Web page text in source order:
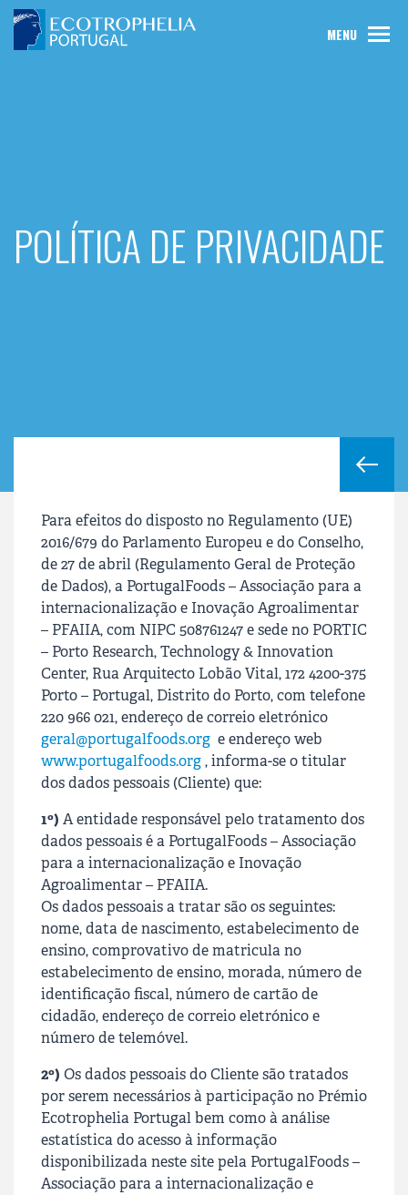
MENU
POLÍTICA DE PRIVACIDADE
Para efeitos do disposto no Regulamento (UE)
2016/679 do Parlamento Europeu e do Conselho,
de 27 de abril (Regulamento Geral de Proteção
de Dados), a PortugalFoods – Associação para a
internacionalização e Inovação Agroalimentar
– PFAIIA, com NIPC 508761247 e sede no PORTIC
– Porto Research, Technology & Innovation
Center, Rua Arquitecto Lobão Vital, 172 4200-375
Porto – Portugal, Distrito do Porto, com telefone
220 966 021, endereço de correio eletrónico
geral@portugalfoods.org e endereço web
www.portugalfoods.org, informa-se o titular
dos dados pessoais (Cliente) que:
1º) A entidade responsável pelo tratamento dos
dados pessoais é a PortugalFoods – Associação
para a internacionalização e Inovação
Agroalimentar – PFAIIA.
Os dados pessoais a tratar são os seguintes:
nome, data de nascimento, estabelecimento de
ensino, comprovativo de matricula no
estabelecimento de ensino, morada, número de
identificação fiscal, número de cartão de
cidadão, endereço de correio eletrónico e
número de telemóvel.
2º) Os dados pessoais do Cliente são tratados
por serem necessários à participação no Prémio
Ecotrophelia Portugal bem como à análise
estatística do acesso à informação
disponibilizada neste site pela PortugalFoods –
Associação para a internacionalização e